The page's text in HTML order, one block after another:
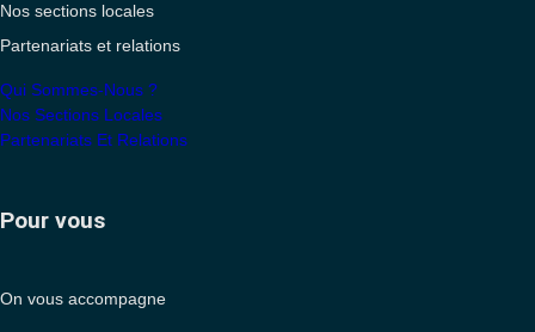
Nos sections locales
Partenariats et relations
Qui Sommes-Nous ?
Nos Sections Locales
Partenariats Et Relations
Pour vous
On vous accompagne